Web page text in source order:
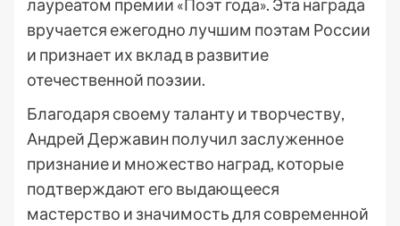
лауреатом премии «Поэт года». Эта награда
вручается ежегодно лучшим поэтам России
и признает их вклад в развитие
отечественной поэзии.
Благодаря своему таланту и творчеству,
Андрей Державин получил заслуженное
признание и множество наград, которые
подтверждают его выдающееся
мастерство и значимость для современной